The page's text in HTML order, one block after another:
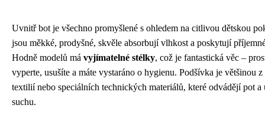
Uvnitř bot je všechno promyšlené s ohledem na citlivou dětskou
jsou měkké, prodyšné, skvěle absorbují vlhkost a poskytují
Hodně modelů má vyjímatelné stélky, což je fantastická věc –
vyperte, usušíte a máte vystaráno o hygienu. Podšívka je většinou
textilií nebo speciálních technických materiálů, které odvádějí pot
suchu.